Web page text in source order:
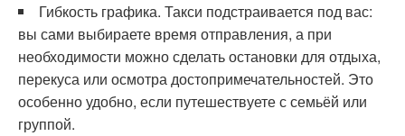
Гибкость графика. Такси подстраивается под вас:
вы сами выбираете время отправления, а при
необходимости можно сделать остановки для отдыха,
перекуса или осмотра достопримечательностей. Это
особенно удобно, если путешествуете с семьёй или
группой.